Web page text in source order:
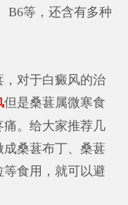
B6等，还含有多种
对于白癜风的治
但是桑葚属微寒食
。给大家推荐几
桑葚布丁、桑葚
食用，就可以避